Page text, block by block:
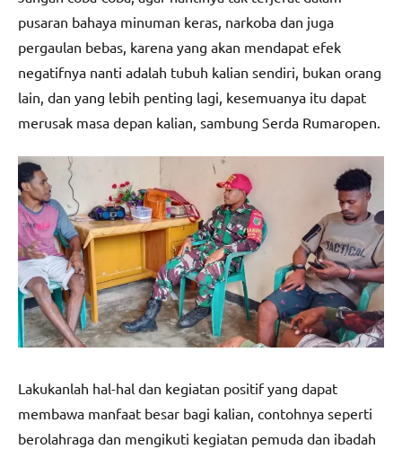
pusaran bahaya minuman keras, narkoba dan juga
pergaulan bebas, karena yang akan mendapat efek
negatifnya nanti adalah tubuh kalian sendiri, bukan orang
lain, dan yang lebih penting lagi, kesemuanya itu dapat
merusak masa depan kalian, sambung Serda Rumaropen.
Lakukanlah hal-hal dan kegiatan positif yang dapat
membawa manfaat besar bagi kalian, contohnya seperti
berolahraga dan mengikuti kegiatan pemuda dan ibadah